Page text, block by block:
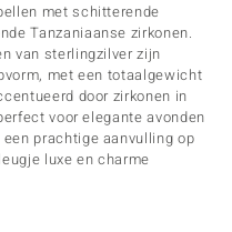
met schitterende
Tanzaniaanse zirkonen.
van sterlingzilver zijn
met een totaalgewicht
door zirkonen in
voor elegante avonden
prachtige aanvulling op
luxe en charme